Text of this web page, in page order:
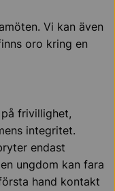
Vi kan även
oro kring en
frivillighet,
integritet.
endast
ungdom kan fara
hand kontakt